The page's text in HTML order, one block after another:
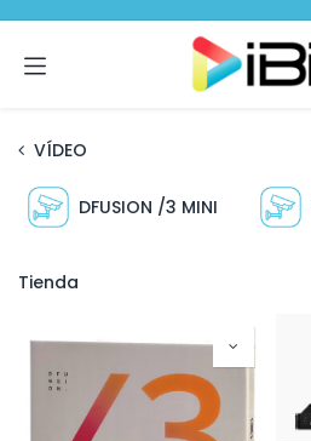
VÍDEO
DFUSION /3 MINI
Tienda